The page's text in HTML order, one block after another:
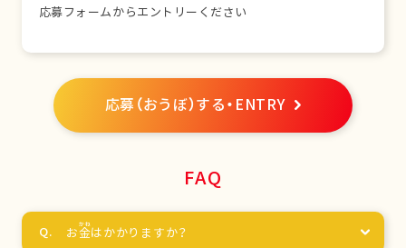
応募フォームからエントリーください
応募（おうぼ）する・ENTRY
FAQ
お金はかかりますか？